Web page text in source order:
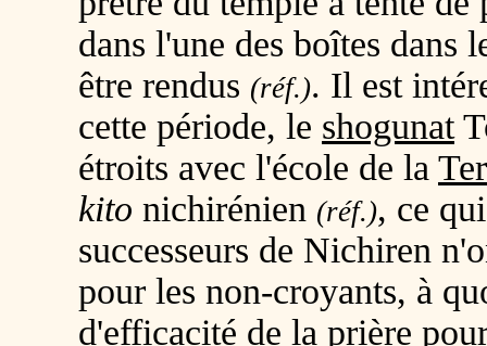
dans l'une des boîtes dans
être rendus (réf.). Il est
cette période, le shogunat
étroits avec l'école de la
kito nichirénien (réf.), ce
successeurs de Nichiren
pour les non-croyants, à
d'efficacité de la prière